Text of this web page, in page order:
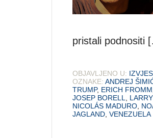
pristali podnositi
OBJAVLJENO U:
OZNAKE: ANDREJ
TRUMP, ERICH FROMM
JOSEP BORELL
NICOLÁS MADURO
JAGLAND VENEZUELA